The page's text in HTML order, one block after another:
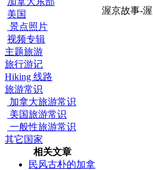
美国
景点照片
视频专辑
主题旅游
旅行游记
Hiking 线路
旅游常识
加拿大旅游常识
美国旅游常识
一般性旅游常识
其它国家
相关文章
民风古朴的加拿
渥京故事-